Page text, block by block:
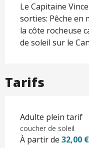
Le Capitaine
sorties: Pêche en
la côte rocheuse
de soleil sur le
Tarifs
Adulte plein tarif
coucher de soleil
À partir de 32,00 €